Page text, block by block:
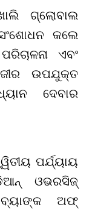
ଗ୍ଲୋବାଲ
କଲେ
ଏବଂ
ଉପଯୁକ୍ତ
ଦେବାର
ପର୍ଯ୍ୟାୟ
ଓଭରସିଜ୍
ବ୍ୟାଙ୍କ ଅଫ୍